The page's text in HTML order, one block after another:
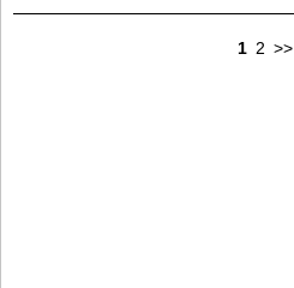
1 2 >>